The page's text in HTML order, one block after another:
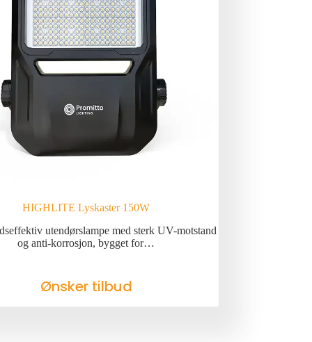
HIGHLITE Lyskaster 150W
utendørslampe med sterk UV-motstand
og anti-korrosjon, bygget for…
Ønsker tilbud